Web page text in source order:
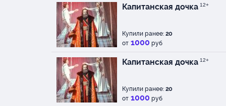
Капитанская дочка 12+
Купили ранее: 20
от 1000 руб
Капитанская дочка 12+
Купили ранее: 20
от 1000 руб